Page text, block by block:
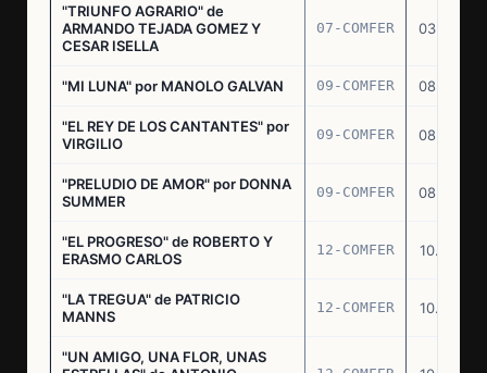
"TRIUNFO AGRARIO" de
ARMANDO TEJADA GOMEZ Y
CESAR ISELLA
07-COMFER 03.03.77
"MI LUNA" por MANOLO GALVAN 09-COMFER 08.03.77
"EL REY DE LOS CANTANTES" por
VIRGILIO
09-COMFER 08.03.77
"PRELUDIO DE AMOR" por DONNA
SUMMER
09-COMFER 08.03.77
"EL PROGRESO" de ROBERTO Y
ERASMO CARLOS
12-COMFER 10.03.77
"LA TREGUA" de PATRICIO
MANNS
12-COMFER 10.03.77
"UN AMIGO, UNA FLOR, UNAS